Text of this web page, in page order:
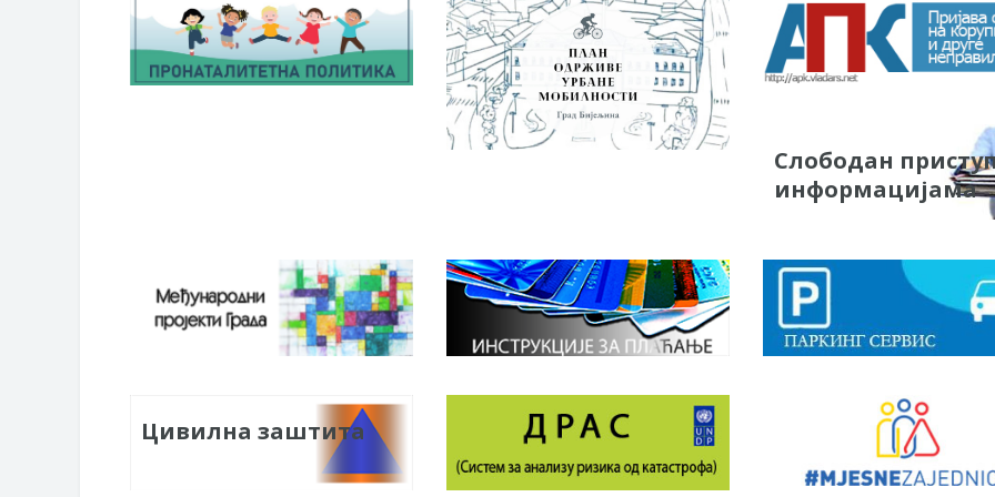
Слободан
информацијама
Цивилна заштита